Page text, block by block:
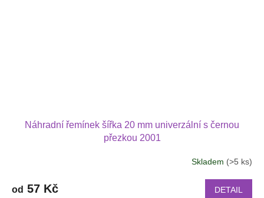
Náhradní řemínek šířka 20 mm univerzální s černou
přezkou 2001
Skladem (>5 ks)
od 57 Kč DETAIL